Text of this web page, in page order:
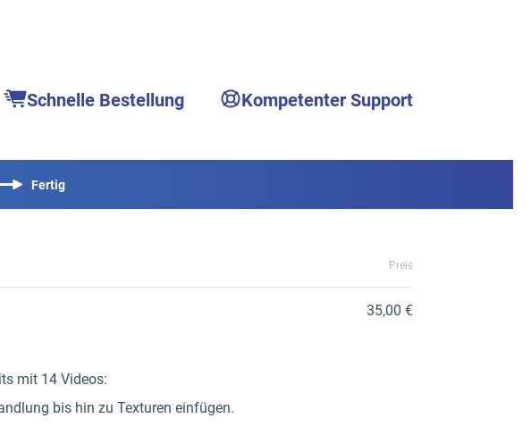
Schnelle Bestellung Kompetenter Support
Fertig
Preis
mit 14 Videos:
bis hin zu Texturen einfügen.
35,00 €